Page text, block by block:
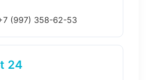
(997) 358-62-53
24